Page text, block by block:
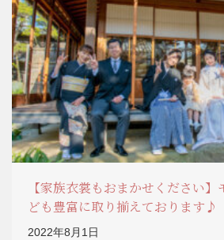
【家族衣裳もおまかせください
ども豊富に取り揃えております♪
2022年8月1日